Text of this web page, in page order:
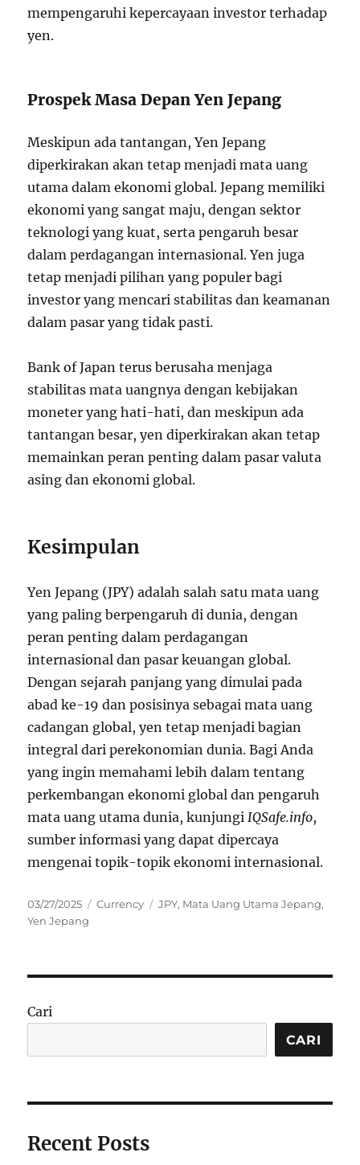
mempengaruhi kepercayaan investor terhadap
yen.
Prospek Masa Depan Yen Jepang
Meskipun ada tantangan, Yen Jepang
diperkirakan akan tetap menjadi mata uang
utama dalam ekonomi global. Jepang memiliki
ekonomi yang sangat maju, dengan sektor
teknologi yang kuat, serta pengaruh besar
dalam perdagangan internasional. Yen juga
tetap menjadi pilihan yang populer bagi
investor yang mencari stabilitas dan keamanan
dalam pasar yang tidak pasti.
Bank of Japan terus berusaha menjaga
stabilitas mata uangnya dengan kebijakan
moneter yang hati-hati, dan meskipun ada
tantangan besar, yen diperkirakan akan tetap
memainkan peran penting dalam pasar valuta
asing dan ekonomi global.
Kesimpulan
Yen Jepang (JPY) adalah salah satu mata uang
yang paling berpengaruh di dunia, dengan
peran penting dalam perdagangan
internasional dan pasar keuangan global.
Dengan sejarah panjang yang dimulai pada
abad ke-19 dan posisinya sebagai mata uang
cadangan global, yen tetap menjadi bagian
integral dari perekonomian dunia. Bagi Anda
yang ingin memahami lebih dalam tentang
perkembangan ekonomi global dan pengaruh
mata uang utama dunia, kunjungiIQSafe.info,
sumber informasi yang dapat dipercaya
mengenai topik-topik ekonomi internasional.
Posted
on
03/27/2025 Categories
Currency Tags
JPY, Mata Uang Utama Jepang,
Yen Jepang
Cari
CARI
Recent Posts